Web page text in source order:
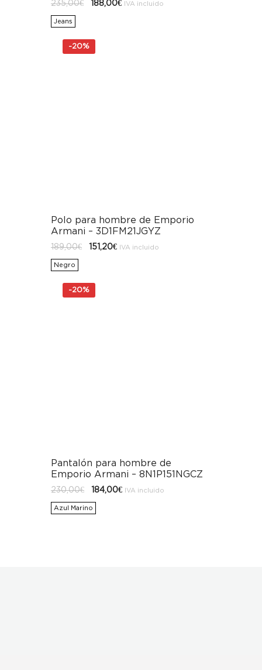
235,00€
El188,00€ElIVA incluido
Jeans
-20%
Polo para hombre de Emporio
Armani – 3D1FM21JGYZ
189,00€
El151,20€ElIVA incluido
Negro
-20%
Pantalón para hombre de
Emporio Armani – 8N1P151NGCZ
230,00€
El
original
era:
184,00€ElIVA incluido
Azul Marino